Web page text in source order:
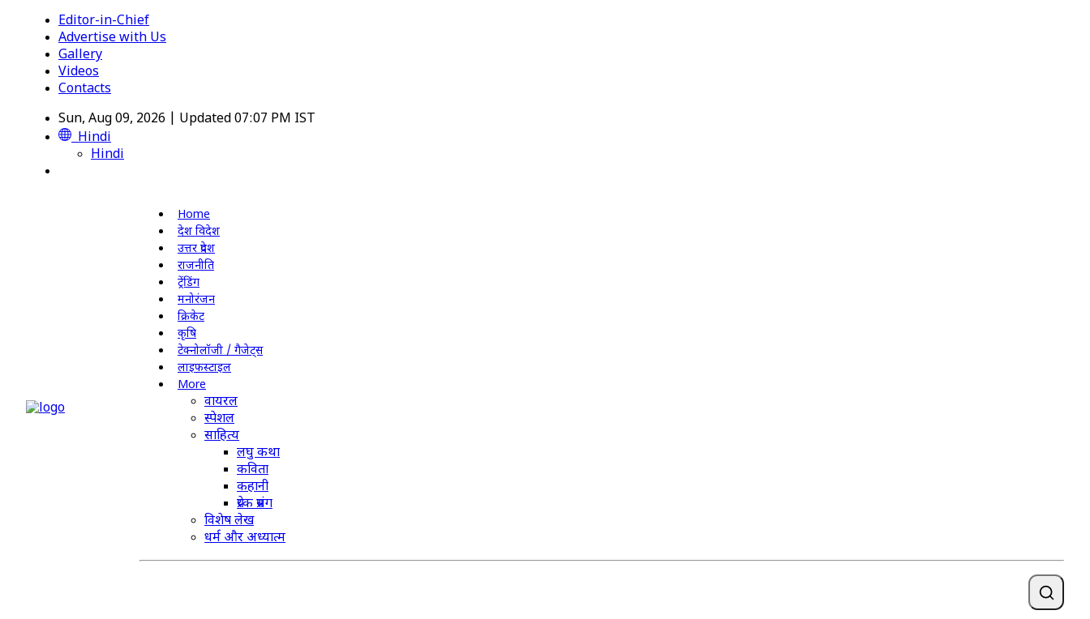
Editor-in-Chief
Advertise with Us
Gallery
Videos
Contacts
Sun, Aug 09, 2026 | Updated 07:07 PM IST
Hindi
Hindi
Home
देश विदेश
उत्तर प्रदेश
राजनीति
ट्रेंडिंग
मनोरंजन
क्रिकेट
कृषि
टेक्नोलॉजी / गैजेट्स
लाइफस्टाइल
More
वायरल
स्पेशल
साहित्य
लघु कथा
कविता
कहानी
प्रेरक प्रसंग
विशेष लेख
धर्म और अध्यात्म